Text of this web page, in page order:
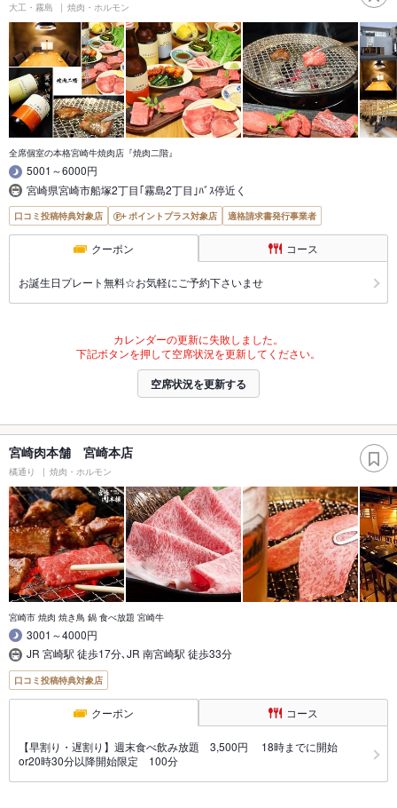
大工・霧島 焼肉・ホルモン
全席個室の本格宮崎牛焼肉店『焼肉二階』
5001～6000円
宮崎県宮崎市船塚2丁目｢霧島2丁目｣ﾊﾞｽ停近く
口コミ投稿特典対象店 ポイントプラス対象店 適格請求書発行事業者
クーポン コース
お誕生日プレート無料☆お気軽にご予約下さいませ
カレンダーの更新に失敗しました。
下記ボタンを押して空席状況を更新してください。
空席状況を更新する
宮崎肉本舗 宮崎本店
橘通り 焼肉・ホルモン
宮崎市 焼肉 焼き鳥 鍋 食べ放題 宮崎牛
3001～4000円
JR 宮崎駅 徒歩17分､JR 南宮崎駅 徒歩33分
口コミ投稿特典対象店
クーポン コース
【早割り・遅割り】週末食べ飲み放題 3,500円 18時までに開始
or20時30分以降開始限定 100分